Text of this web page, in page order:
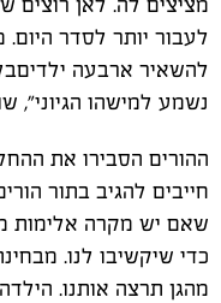
לעבור יותר לסדר
להשאיר ארבעה
נשמע למישהו הגיוני",
ההורים הסבירו את
חייבים להגיב בתור
שאם יש מקרה אלימות
כדי שיקשיבו לנו.
מהגן תרצה אותנו.